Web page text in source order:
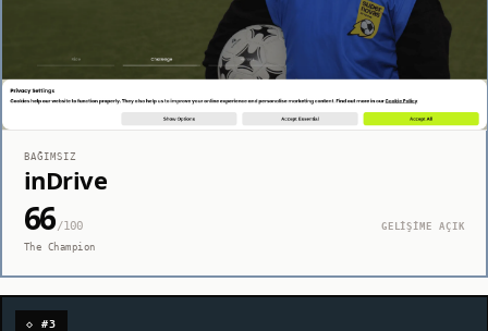
BAĞIMSIZ
inDrive
66/100
GELİŞİME AÇIK
The Champion
◇ #3